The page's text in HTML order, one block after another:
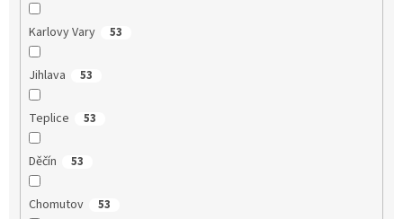
Karlovy Vary 53
Jihlava 53
Teplice 53
Děčín 53
Chomutov 53